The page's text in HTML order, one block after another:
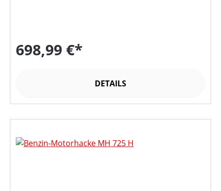
698,99 €*
DETAILS